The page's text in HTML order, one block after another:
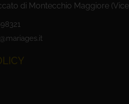
di Montecchio Maggiore